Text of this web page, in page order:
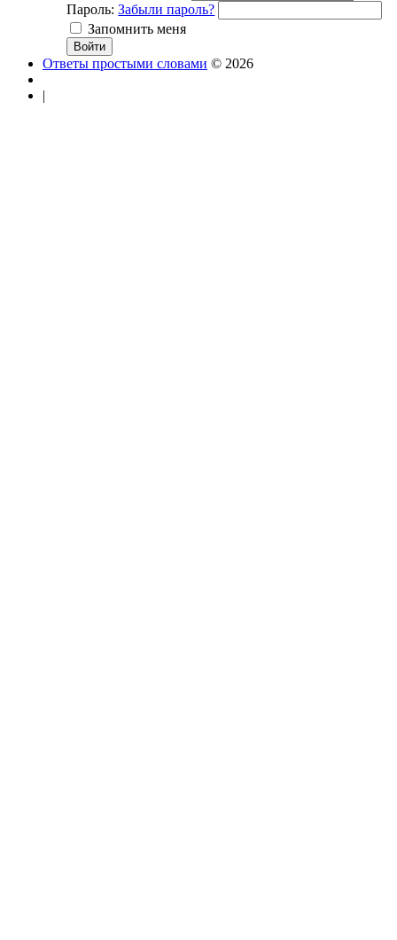
Пароль: Забыли пароль?
Запомнить меня
Ответы простыми словами © 2026
|